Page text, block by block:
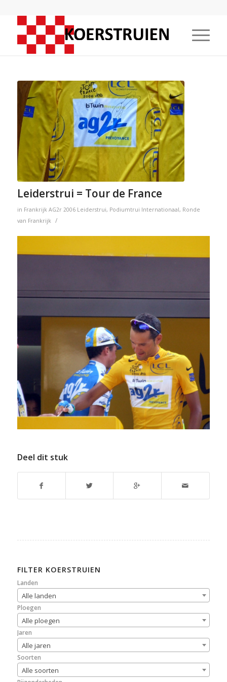
Leiderstrui = Tour de France
in Frankrijk AG2r 2006 Leiderstrui, Podiumtrui Internationaal, Ronde
van Frankrijk
/
Deel dit stuk
FILTER KOERSTRUIEN
Landen
Alle landen
Ploegen
Alle ploegen
Jaren
Alle jaren
Soorten
Alle soorten